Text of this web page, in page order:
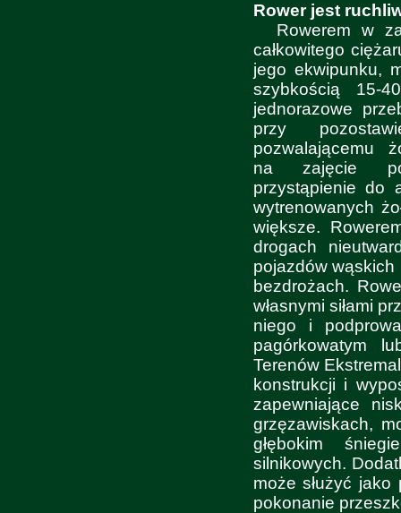
Rower jest
Rowerem w
całkowitego
jego ekwipunku,
szybkością 15-
jednorazowe
przy
pozwalającemu
na zajęcie
przystąpienie do
wytrenowanych
większe.
drogach
pojazdów wąskich
bezdrożach.
własnymi siłami
niego i
pagórkowatym
Terenów
konstrukcji i
zapewniające
grzęzawiskach,
głębokim
silnikowych.
może służyć jako
pokonanie